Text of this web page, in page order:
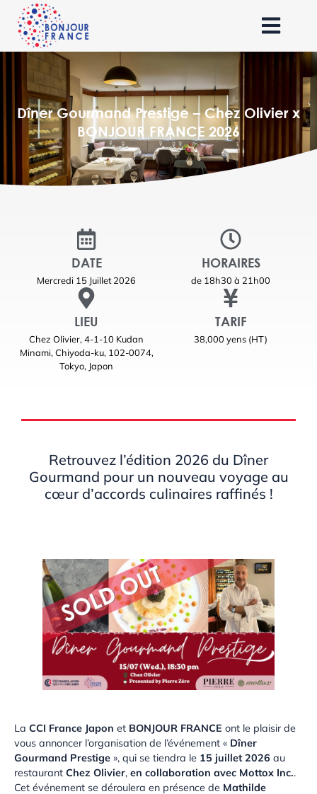
Dîner Gourmand Prestige – Chez Olivier x
BONJOUR FRANCE 2026
DATE
Mercredi 15 Juillet 2026
HORAIRES
de 18h30 à 21h00
LIEU
Chez Olivier, 4-1-10 Kudan
Minami, Chiyoda-ku, 102-0074,
Tokyo, Japon
TARIF
38,000 yens (HT)
Retrouvez l’édition 2026 du Dîner
Gourmand pour un nouveau voyage au
cœur d’accords culinaires raffinés !
La CCI France Japon et BONJOUR FRANCE ont le plaisir de
vous annoncer l’organisation de l’événement « Dîner
Gourmand Prestige », qui se tiendra le 15 juillet 2026 au
restaurant Chez Olivier, en collaboration avec Mottox Inc..
Cet événement se déroulera en présence de Mathilde